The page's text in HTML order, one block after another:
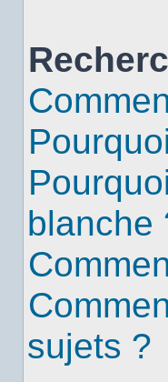
blanche
sujets ?